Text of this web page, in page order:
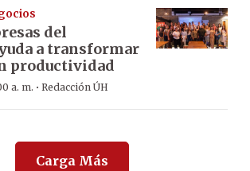
del
a transformar
productividad
a. m. · Redacción ÚH
Carga Más